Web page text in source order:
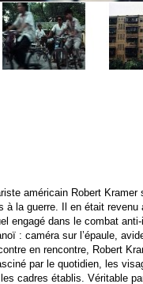
américain Robert Kramer
à la guerre. Il en était revenu
engagé dans le combat
: caméra sur l’épaule,
en rencontre, Robert
par le quotidien, les
cadres établis. Véritable